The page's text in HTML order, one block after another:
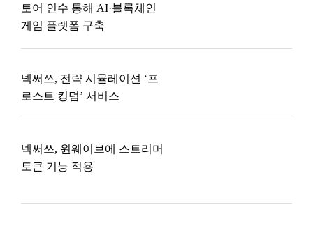
토어 인수 통해 AI·블록체인
게임 플랫폼 구축
넥써쓰, 전략 시뮬레이션 ‘프
로스트 킹덤’ 서비스
넥써쓰, 원웨이브에 스트리머
토큰 기능 적용